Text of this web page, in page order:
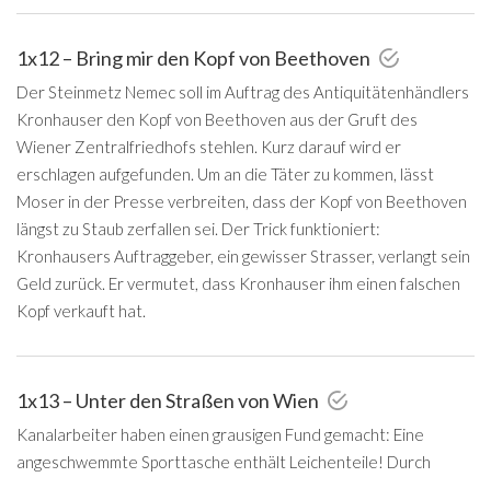
1x12 – Bring mir den Kopf von Beethoven
Der Steinmetz Nemec soll im Auftrag des Antiquitätenhändlers
Kronhauser den Kopf von Beethoven aus der Gruft des
Wiener Zentralfriedhofs stehlen. Kurz darauf wird er
erschlagen aufgefunden. Um an die Täter zu kommen, lässt
Moser in der Presse verbreiten, dass der Kopf von Beethoven
längst zu Staub zerfallen sei. Der Trick funktioniert:
Kronhausers Auftraggeber, ein gewisser Strasser, verlangt sein
Geld zurück. Er vermutet, dass Kronhauser ihm einen falschen
Kopf verkauft hat.
1x13 – Unter den Straßen von Wien
Kanalarbeiter haben einen grausigen Fund gemacht: Eine
angeschwemmte Sporttasche enthält Leichenteile! Durch